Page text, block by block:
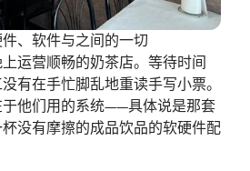
、软件与之间的一切
运营顺畅的奶茶店。等待时间
有在手忙脚乱地重读手写小票。
他们用的系统——具体说是那套
没有摩擦的成品饮品的软硬件配